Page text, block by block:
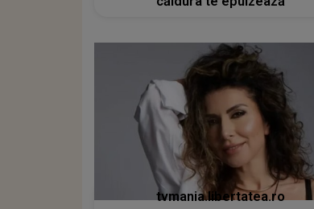
tvmania.libertatea.ro